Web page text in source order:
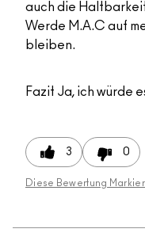
auch die
Werde M.A.C auf
bleiben.
Fazit Ja, ich würde
3 0
Diese Bewertung